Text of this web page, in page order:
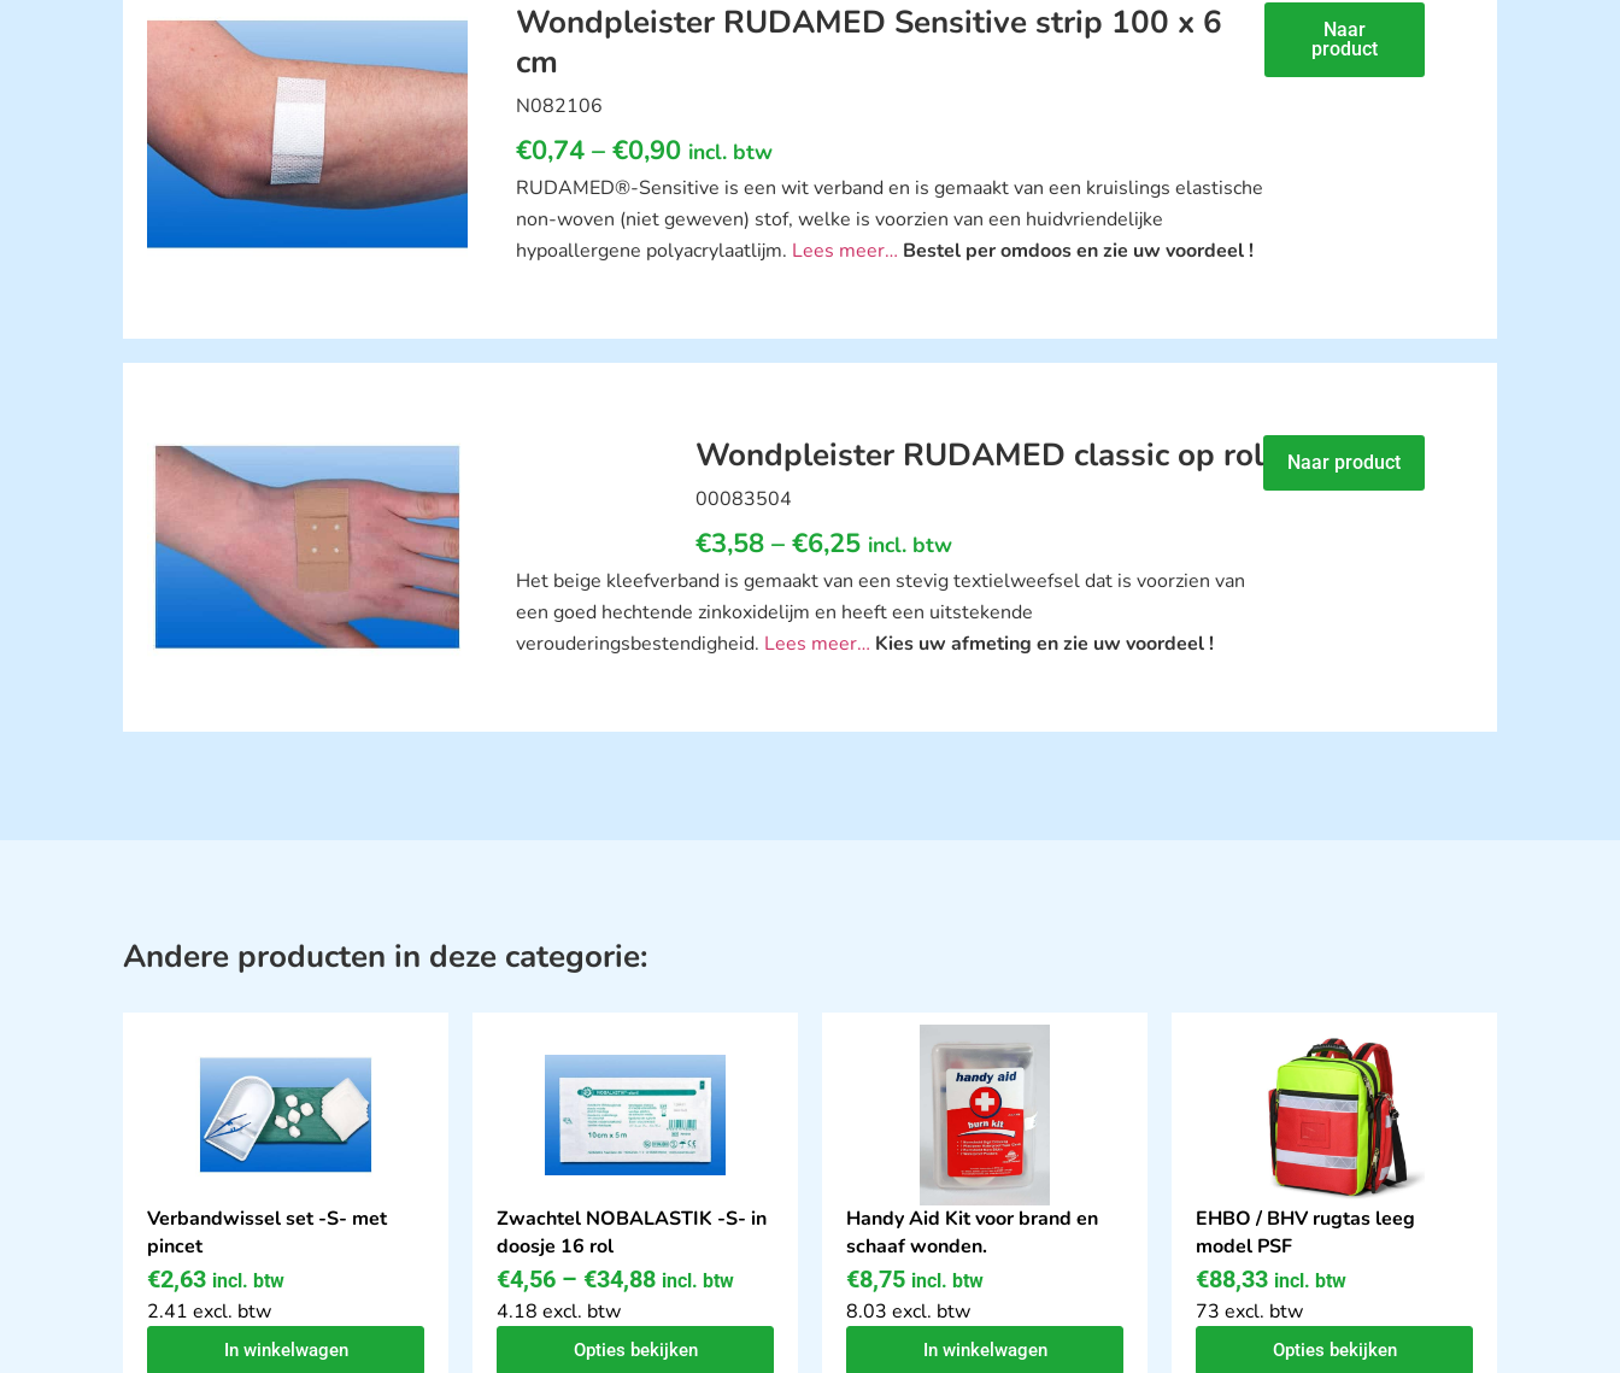
Naar
product
Wondpleister RUDAMED Sensitive strip 100 x 6
cm
N082106
€0,74– €0,90 incl. btw
RUDAMED®-Sensitive is een wit verband en is gemaakt van een kruislings elastische
non-woven (niet geweven) stof, welke is voorzien van een huidvriendelijke
hypoallergene polyacrylaatlijm. Lees meer… Bestel per omdoos en zie uw voordeel !
Naar product
Wondpleister RUDAMED classic op rol
00083504
€3,58 – €6,25 incl. btw
Het beige kleefverband is gemaakt van een stevig textielweefsel dat is voorzien van
een goed hechtende zinkoxidelijm en heeft een uitstekende
verouderingsbestendigheid. Lees meer… Kies uw afmeting en zie uw voordeel !
Andere producten in deze categorie:
Verbandwissel set -S- met
pincet
€2,63 incl. btw
2.41 excl. btw
In winkelwagen
Zwachtel NOBALASTIK -S- in
doosje 16 rol
€4,56 – €34,88 incl. btw
4.18 excl. btw
Opties bekijken
Handy Aid Kit voor brand en
schaaf wonden.
€8,75 incl. btw
8.03 excl. btw
In winkelwagen
EHBO / BHV rugtas leeg
model PSF
€88,33 incl. btw
73 excl. btw
Opties bekijken